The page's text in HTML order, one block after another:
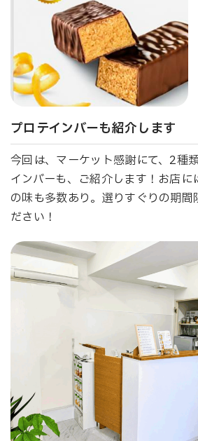
プロテインバーも紹介します
今回は、マーケット感謝にて、2種
インバーも、ご紹介します！お店に
の味も多数あり。選りすぐりの期間
ださい！